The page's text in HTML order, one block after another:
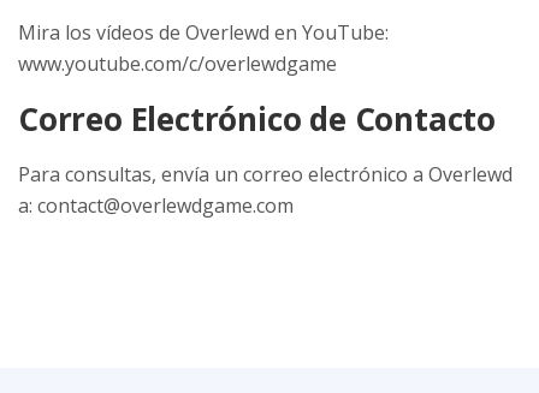
Mira los vídeos de Overlewd en YouTube:
www.youtube.com/c/overlewdgame
Correo Electrónico de Contacto
Para consultas, envía un correo electrónico a Overlewd
a: contact@overlewdgame.com